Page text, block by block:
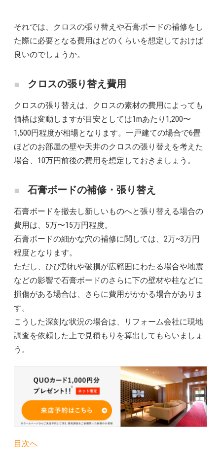
それでは、クロスの張り替えや石膏ボードの補修をし
た際に必要となる費用はどのくらいを想定しておけば
良いのでしょうか。
クロスの張り替え費用
クロスの張り替えは、クロスの素材の費用によっても
価格は変動しますが目安としては1mあたり1,200〜
1,500円程度が相場となります。一戸建ての場合で6畳
ほどのお部屋の壁や天井のクロスの張り替えを考えた
場合、10万円前後の費用を想定しておきましょう。
石膏ボードの補修・張り替え
石膏ボードを撤去し新しいものへと張り替える場合の
費用は、5万〜15万円程度。
石膏ボードの細かな穴の補修に関しては、2万~3万円
程度となります。
ただし、ひび割れや破損が広範囲にわたる場合や地震
などの影響で石膏ボードのさらに下の壁材や柱などに
損傷がある場合は、さらに費用がかかる場合がありま
す。
こうした深刻な状況の場合は、リフォーム会社に現地
調査を依頼した上で見積もりを算出してもらいましょ
う。
目次へ